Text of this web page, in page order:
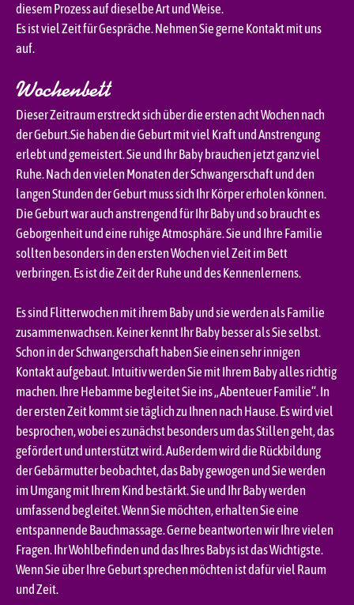
diesem Prozess auf dieselbe Art und Weise.
Es ist viel Zeit für Gespräche. Nehmen Sie gerne Kontakt mit uns
auf.
Wochenbett
Dieser Zeitraum erstreckt sich über die ersten acht Wochen nach
der Geburt.Sie haben die Geburt mit viel Kraft und Anstrengung
erlebt und gemeistert. Sie und Ihr Baby brauchen jetzt ganz viel
Ruhe. Nach den vielen Monaten der Schwangerschaft und den
langen Stunden der Geburt muss sich Ihr Körper erholen können.
Die Geburt war auch anstrengend für Ihr Baby und so braucht es
Geborgenheit und eine ruhige Atmosphäre. Sie und Ihre Familie
sollten besonders in den ersten Wochen viel Zeit im Bett
verbringen. Es ist die Zeit der Ruhe und des Kennenlernens.
Es sind Flitterwochen mit ihrem Baby und sie werden als Familie
zusammenwachsen. Keiner kennt Ihr Baby besser als Sie selbst.
Schon in der Schwangerschaft haben Sie einen sehr innigen
Kontakt aufgebaut. Intuitiv werden Sie mit Ihrem Baby alles richtig
machen. Ihre Hebamme begleitet Sie ins „Abenteuer Familie“. In
der ersten Zeit kommt sie täglich zu Ihnen nach Hause. Es wird viel
besprochen, wobei es zunächst besonders um das Stillen geht, das
gefördert und unterstützt wird. Außerdem wird die Rückbildung
der Gebärmutter beobachtet, das Baby gewogen und Sie werden
im Umgang mit Ihrem Kind bestärkt. Sie und Ihr Baby werden
umfassend begleitet. Wenn Sie möchten, erhalten Sie eine
entspannende Bauchmassage. Gerne beantworten wir Ihre vielen
Fragen. Ihr Wohlbefinden und das Ihres Babys ist das Wichtigste.
Wenn Sie über Ihre Geburt sprechen möchten ist dafür viel Raum
und Zeit.